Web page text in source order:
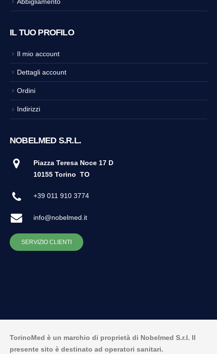
IL TUO PROFILO
Il mio account
Dettagli account
Ordini
Indirizzi
NOBELMED S.R.L.
Piazza Teresa Noce 17 D
10155 Torino TO
+39 011 910 3774
info@nobelmed.it
SERVIZIO CLIENTI
TorinoMed è un marchio di proprietà di Nobelmed S.r.l. Il
presente sito è destinato ad operatori sanitari.